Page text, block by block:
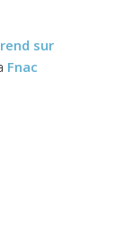
sur
Fnac